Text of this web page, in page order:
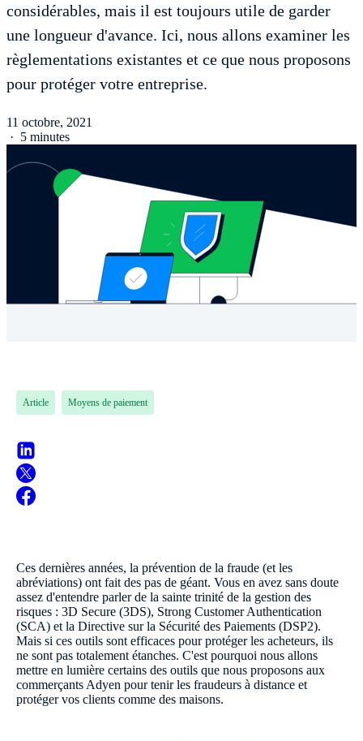
considérables, mais il est toujours utile de garder
une longueur d'avance. Ici, nous allons examiner les
règlementations existantes et ce que nous proposons
pour protéger votre entreprise.
11 octobre, 2021
· 5 minutes
Article Moyens de paiement
Ces dernières années, la prévention de la fraude (et les
abréviations) ont fait des pas de géant. Vous en avez sans doute
assez d'entendre parler de la sainte trinité de la gestion des
risques : 3D Secure (3DS), Strong Customer Authentication
(SCA) et la Directive sur la Sécurité des Paiements (DSP2).
Mais si ces outils sont efficaces pour protéger les acheteurs, ils
ne sont pas totalement étanches. C'est pourquoi nous allons
mettre en lumière certains des outils que nous proposons aux
commerçants Adyen pour tenir les fraudeurs à distance et
protéger vos clients comme des maisons.